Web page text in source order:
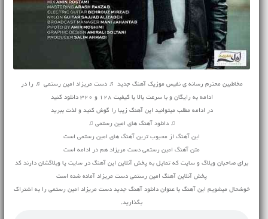
مخاطبین محترم رسانه ی نفیس موزیک آهنگ جدید ♬ دست مریزاد امین رستمی ♬ را در
ادامه به رایگان و با سرعت بالا با کیفیت 128 و 320 دانلود کنید
در ادامه مطلب میتوانید این آهنگ زیبا را گوش کنید و لذت ببرید
♫ دانلود آهنگ های امین رستمی ♫
این آهنگ از محبوب ترین آهنگ های امین رستمی است
متن آهنگ امین رستمی دست مریزاد هم در ادامه است
برای صاحبان وبلاگ و سایت که تمایل به پخش آنلاین این آهنگ در سایت یا وبلاگشان دارند کد
پخش آنلاین آهنگ امین رستمی دست مریزاد آماده شده است
خوشحال میشویم این آهنگ با عنوان دانلود آهنگ جدید دست مریزاد امین رستمی را به اشتراک
بگذارید.